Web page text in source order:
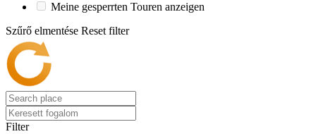
Meine gesperrten Touren anzeigen
Szűrő elmentése Reset filter
Filter